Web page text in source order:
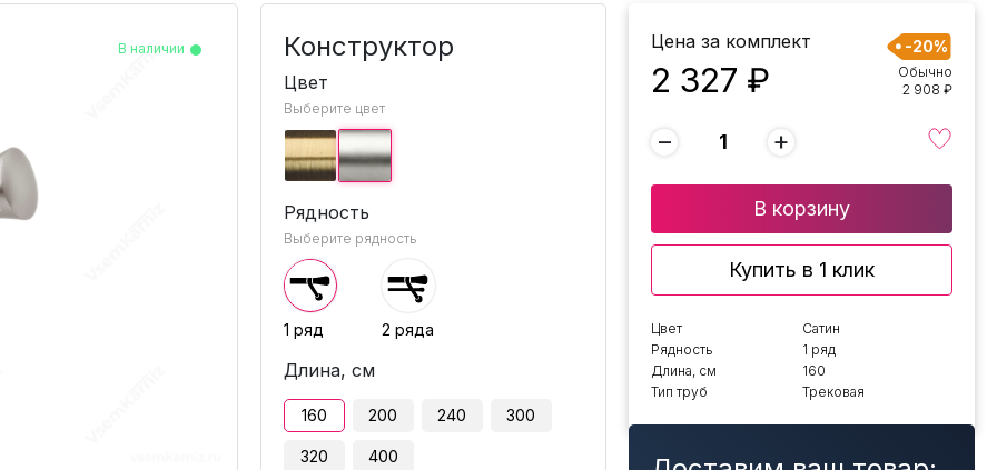
В наличии
В наличии
В наличии
В наличии Конструктор
Цвет
Выберите цвет
Рядность
Выберите рядность
1 ряд 2 ряда
Длина, см
160 200 240 300
320 400
Цена за комплект
2 327 ₽
-20%
Обычно
2 908 ₽
− +
В корзину
Купить в 1 клик
Цвет
Сатин
Рядность
1 ряд
Длина, см
160
Тип труб
Трековая